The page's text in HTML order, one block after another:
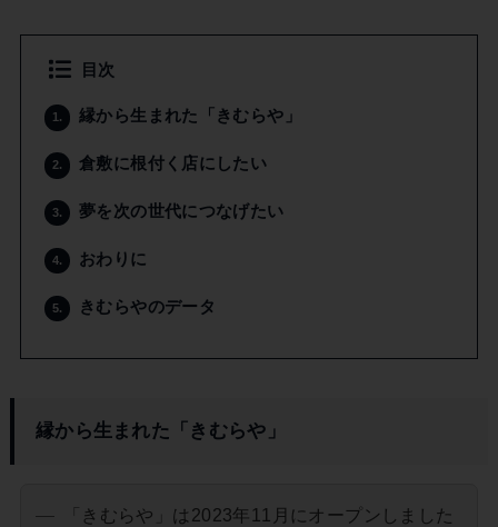
目次
1. 縁から生まれた「きむらや」
2. 倉敷に根付く店にしたい
3. 夢を次の世代につなげたい
4. おわりに
5. きむらやのデータ
縁から生まれた「きむらや」
「きむらや」は2023年11月にオープンしました